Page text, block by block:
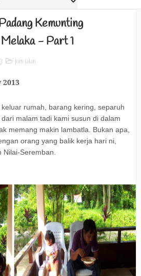
Kemunting
- Part 1
Jom Jalan
rumah, barang kering, separuh
malam tadi kami susun di dalam
memang makin lambatla. Bukan apa,
orang yang balik kerja hari ni,
Seremban.